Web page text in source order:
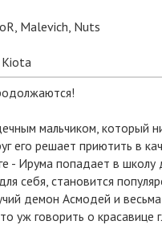
Malevich, Nuts
Kiota
мальчиком, который
его решает приютить в
- Ирума попадает в школу
себя, становится
демон Асмодей и весьма
уж говорить о красавице